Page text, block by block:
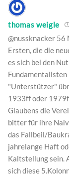
thomas weigle
@nussknacker 56
Ersten, die die
es sich bei den
Fundamentalisten
"Unterstützer"
1933ff oder
Glaubens die
bitter für ihre
das Fallbeil/
jahrelange Haft
Kaltstellung sein.
sich diese